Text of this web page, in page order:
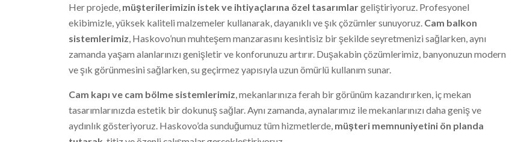
Her projede, müşterilerimizin istek ve ihtiyaçlarına özel tasarımlargeliştiriyoruz. Profesyonel
ekibimizle, yüksek kaliteli malzemeler kullanarak, dayanıklı ve şık çözümler sunuyoruz. Cam balkon
sistemlerimiz , Haskovo’nun muhteşem manzarasını kesintisiz bir şekilde seyretmenizi sağlarken, aynı
zamanda yaşam alanlarınızı genişletir ve konforunuzu artırır. Duşakabin çözümlerimiz, banyonuzun modern
ve şık görünmesini sağlarken, su geçirmez yapısıyla uzun ömürlü kullanım sunar.
Cam kapı ve cam bölme sistemlerimiz , mekanlarınıza ferah bir görünüm kazandırırken, iç mekan
tasarımlarınızda estetik bir dokunuş sağlar. Aynı zamanda, aynalarımız ile mekanlarınızı daha geniş ve
aydınlık gösteriyoruz. Haskovo’da sunduğumuz tüm hizmetlerde, müşteri memnuniyetini ön planda